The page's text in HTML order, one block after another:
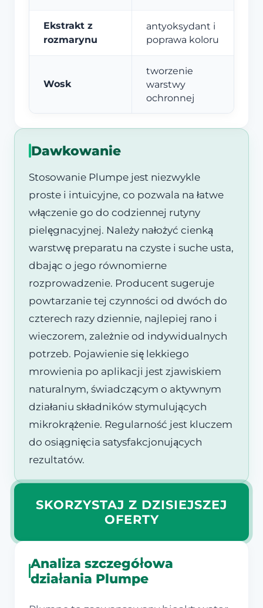
Ekstrakt z
rozmarynu
antyoksydant i
poprawa koloru
Wosk
tworzenie
warstwy
ochronnej
Dawkowanie
Stosowanie Plumpe jest niezwykle
proste i intuicyjne, co pozwala na łatwe
włączenie go do codziennej rutyny
pielęgnacyjnej. Należy nałożyć cienką
warstwę preparatu na czyste i suche usta,
dbając o jego równomierne
rozprowadzenie. Producent sugeruje
powtarzanie tej czynności od dwóch do
czterech razy dziennie, najlepiej rano i
wieczorem, zależnie od indywidualnych
potrzeb. Pojawienie się lekkiego
mrowienia po aplikacji jest zjawiskiem
naturalnym, świadczącym o aktywnym
działaniu składników stymulujących
mikrokrążenie. Regularność jest kluczem
do osiągnięcia satysfakcjonujących
rezultatów.
SKORZYSTAJ Z DZISIEJSZEJ
OFERTY
Analiza szczegółowa
działania Plumpe